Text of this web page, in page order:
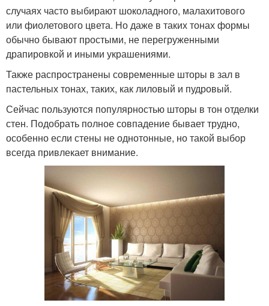
случаях часто выбирают шоколадного, малахитового
или фиолетового цвета. Но даже в таких тонах формы
обычно бывают простыми, не перегруженными
драпировкой и иными украшениями.
Также распространены современные шторы в зал в
пастельных тонах, таких, как лиловый и пудровый.
Сейчас пользуются популярностью шторы в тон отделки
стен. Подобрать полное совпадение бывает трудно,
особенно если стены не однотонные, но такой выбор
всегда привлекает внимание.